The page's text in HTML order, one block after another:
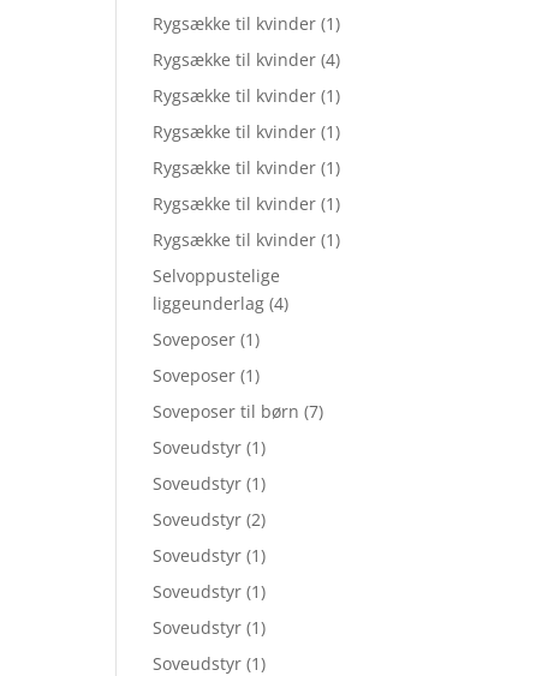
Rygsække til kvinder (1)
Rygsække til kvinder (4)
Rygsække til kvinder (1)
Rygsække til kvinder (1)
Rygsække til kvinder (1)
Rygsække til kvinder (1)
Rygsække til kvinder (1)
Selvoppustelige
liggeunderlag (4)
Soveposer (1)
Soveposer (1)
Soveposer til børn (7)
Soveudstyr (1)
Soveudstyr (1)
Soveudstyr (2)
Soveudstyr (1)
Soveudstyr (1)
Soveudstyr (1)
Soveudstyr (1)